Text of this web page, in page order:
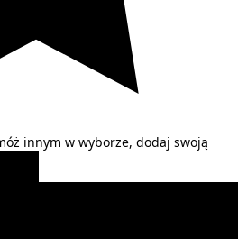
innym w wyborze, dodaj swoją